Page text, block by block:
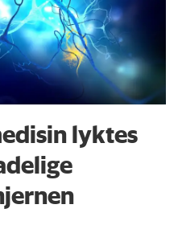
lyktes